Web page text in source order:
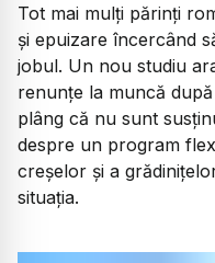
Tot mai mulți părinți
și epuizare încercând
jobul. Un nou studiu
renunțe la muncă
plâng că nu sunt
despre un program
creșelor și a
situația.